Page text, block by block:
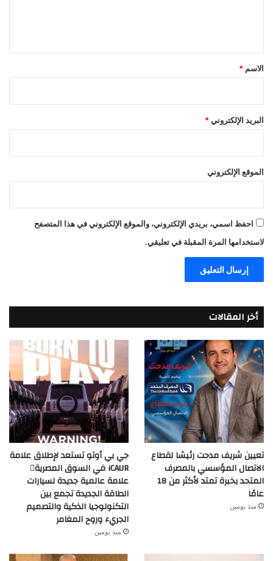
*
الاسم *
البريد الإلكتروني *
الموقع الإلكتروني
احفظ اسمي، بريدي الإلكتروني، والموقع الإلكتروني في هذا المتصفح
لاستخدامها المرة المقبلة في تعليقي.
أخر المقالات
تعيين شريف مدحت رئيسًا لقطاع
الاتصال المؤسسي بالمصرف
المتحد بخبرة تمتد لأكثر من 18
عامًا
منذ يومين
جي بي أوتو تستعد لإطلاق علامة
iCAUR في السوق المصرية
علامة عالمية جديدة لسيارات
الطاقة الجديدة تجمع بين
التكنولوجيا الذكية والتصميم
الجريء وروح المغامر
منذ يومين